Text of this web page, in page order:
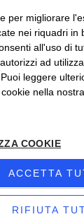
|Privacy|
Data Act
Sito creato da
per migliorare
nei riquadri in
all'uso di
ad
leggere
nella
COOKIE
ACCETTA
RIFIUTA